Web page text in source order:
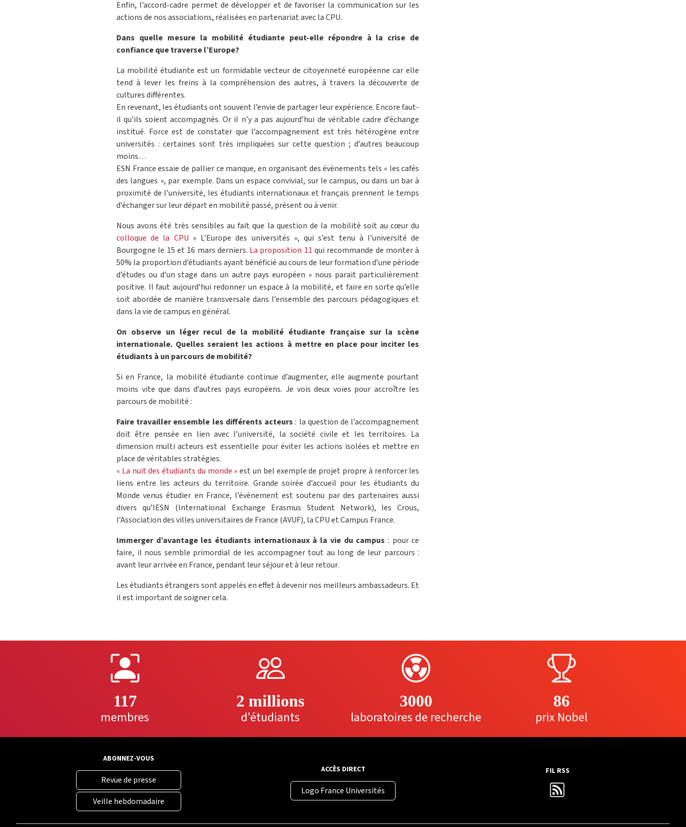
Enfin, l’accord-cadre permet de développer et de favoriser la communication sur les
actions de nos associations, réalisées en partenariat avec la CPU.
Dans quelle mesure la mobilité étudiante peut-elle répondre à la crise de
confiance que traverse l’Europe?
La mobilité étudiante est un formidable vecteur de citoyenneté européenne car elle
tend à lever les freins à la compréhension des autres, à travers la découverte de
cultures différentes.
En revenant, les étudiants ont souvent l’envie de partager leur expérience. Encore faut-
il qu’ils soient accompagnés. Or il n’y a pas aujourd’hui de véritable cadre d’échange
institué. Force est de constater que l’accompagnement est très hétérogène entre
universités : certaines sont très impliquées sur cette question ; d’autres beaucoup
moins…
ESN France essaie de pallier ce manque, en organisant des évènements tels « les cafés
des langues », par exemple. Dans un espace convivial, sur le campus, ou dans un bar à
proximité de l’université, les étudiants internationaux et français prennent le temps
d’échanger sur leur départ en mobilité passé, présent ou à venir.
Nous avons été très sensibles au fait que la question de la mobilité soit au cœur du
colloque de la CPU « L’Europe des universités », qui s’est tenu à l’université de
Bourgogne le 15 et 16 mars derniers. La proposition 11 qui recommande de monter à
50% la proportion d’étudiants ayant bénéficié au cours de leur formation d’une période
d’études ou d’un stage dans un autre pays européen » nous parait particulièrement
positive. Il faut aujourd’hui redonner un espace à la mobilité, et faire en sorte qu’elle
soit abordée de manière transversale dans l’ensemble des parcours pédagogiques et
dans la vie de campus en général.
On observe un léger recul de la mobilité étudiante française sur la scène
internationale. Quelles seraient les actions à mettre en place pour inciter les
étudiants à un parcours de mobilité?
Si en France, la mobilité étudiante continue d’augmenter, elle augmente pourtant
moins vite que dans d’autres pays européens. Je vois deux voies pour accroître les
parcours de mobilité :
Faire travailler ensemble les différents acteurs : la question de l’accompagnement
doit être pensée en lien avec l’université, la société civile et les territoires. La
dimension multi acteurs est essentielle pour éviter les actions isolées et mettre en
place de véritables stratégies.
« La nuit des étudiants du monde »est un bel exemple de projet propre à renforcer les
liens entre les acteurs du territoire. Grande soirée d’accueil pour les étudiants du
Monde venus étudier en France, l’évènement est soutenu par des partenaires aussi
divers qu’IESN (International Exchange Erasmus Student Network), les Crous,
l’Association des villes universitaires de France (AVUF), la CPU et Campus France.
Immerger d’avantage les étudiants internationaux à la vie du campus : pour ce
faire, il nous semble primordial de les accompagner tout au long de leur parcours :
avant leur arrivée en France, pendant leur séjour et à leur retour.
Les étudiants étrangers sont appelés en effet à devenir nos meilleurs ambassadeurs. Et
il est important de soigner cela.
117
membres
2 millions
d'étudiants
3000
laboratoires de recherche
86
prix Nobel
ABONNEZ-VOUS
Revue de presse
Veille hebdomadaire
ACCÈS DIRECT
Logo France Universités
FIL RSS